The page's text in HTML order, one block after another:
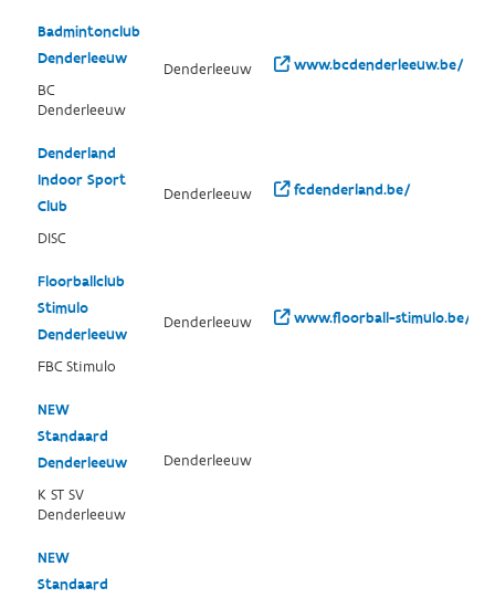
Badmintonclub
Denderleeuw
BC
Denderleeuw
Denderleeuw www.bcdenderleeuw.be/
Denderland
Indoor Sport
Club
DISC
Denderleeuw fcdenderland.be/
Floorballclub
Stimulo
Denderleeuw
FBC Stimulo
Denderleeuw www.floorball-stimulo.be/
NEW
Standaard
Denderleeuw
K ST SV
Denderleeuw
Denderleeuw
NEW
Standaard